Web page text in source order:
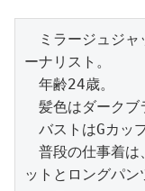
ミラージュジャ
ーナリスト。
年齢24歳。
髪色はダークブ
バストはGカップ
普段の仕事着は
ットとロングパ